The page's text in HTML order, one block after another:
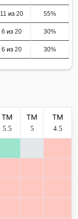
11 из 20 55%
6 из 20 30%
6 из 20 30%
ТМ
5.5
ТМ
5
ТМ
4.5